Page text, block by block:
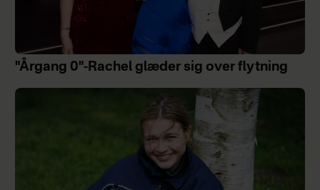
"Årgang 0"-Rachel glæder sig over flytning